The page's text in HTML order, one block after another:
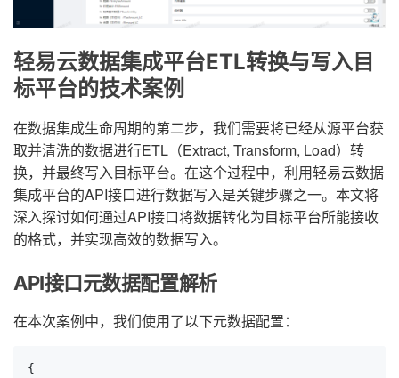
轻易云数据集成平台ETL转换与写入目
标平台的技术案例
在数据集成生命周期的第二步，我们需要将已经从源平台获
取并清洗的数据进行ETL（Extract, Transform, Load）转
换，并最终写入目标平台。在这个过程中，利用轻易云数据
集成平台的API接口进行数据写入是关键步骤之一。本文将
深入探讨如何通过API接口将数据转化为目标平台所能接收
的格式，并实现高效的数据写入。
API接口元数据配置解析
在本次案例中，我们使用了以下元数据配置：
{